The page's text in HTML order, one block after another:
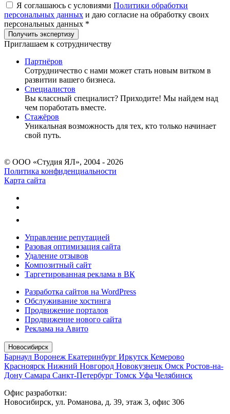
Я соглашаюсь с условиями Политики обработки
персональных данных и даю согласие на обработку своих
персональных данных *
Приглашаем к сотрудничеству
Партнёров
Сотрудничество c нами может стать новым витком в
развитии вашего бизнеса.
Специалистов
Вы классный специалист? Приходите! Мы найдем над
чем поработать вместе.
Стажёров
Уникальная возможность для тех, кто только начинает
свой путь.
© ООО «Студия ЯЛ», 2004 - 2026
Политика конфиденциальности
Карта сайта
Управление репутацией
Разовая оптимизация сайта
Удаление отзывов
Композитный сайт
Таргетированная реклама в ВК
Разработка сайтов на WordPress
Обслуживание хостинга
Продвижение порталов
Продвижение нового сайта
Реклама на Авито
Новосибирск
Барнаул Воронеж Екатеринбург Иркутск Кемерово
Красноярск Нижний Новгород Новокузнецк Омск Ростов-на-
Дону Самара Санкт-Петербург Томск Уфа Челябинск
Офис разработки:
Новосибирск, ул. Романова, д. 39, этаж 3, офис 306